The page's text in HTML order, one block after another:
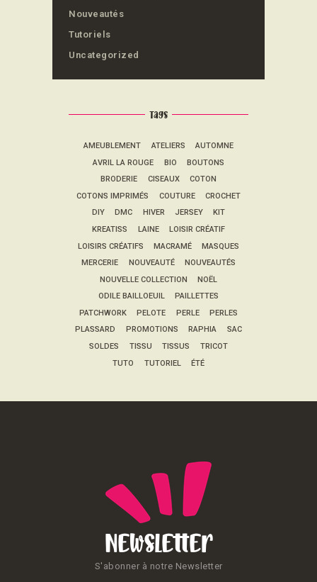
Nouveautés
Tutoriels
Uncategorized
Tags
AMEUBLEMENT ATELIERS
AUTOMNE
AVRIL LA ROUGE
BIO
BOUTONS
BRODERIE
CISEAUX
COTON
COTONS IMPRIMÉS
COUTURE
CROCHET
DIY
DMC HIVER JERSEY
KIT
KREATISS
LAINE
LOISIR CRÉATIF
LOISIRS CRÉATIFS
MACRAMÉ
MASQUES
MERCERIE
NOUVEAUTÉ
NOUVEAUTÉS
NOUVELLE COLLECTION
NOËL
ODILE BAILLOEUIL
PAILLETTES
PATCHWORK
PELOTE PERLE
PERLES
PLASSARD
PROMOTIONS RAPHIA
SAC
SOLDES
TISSU TISSUS
TRICOT
TUTO
TUTORIEL ÉTÉ
Newsletter
S'abonner à notre Newsletter